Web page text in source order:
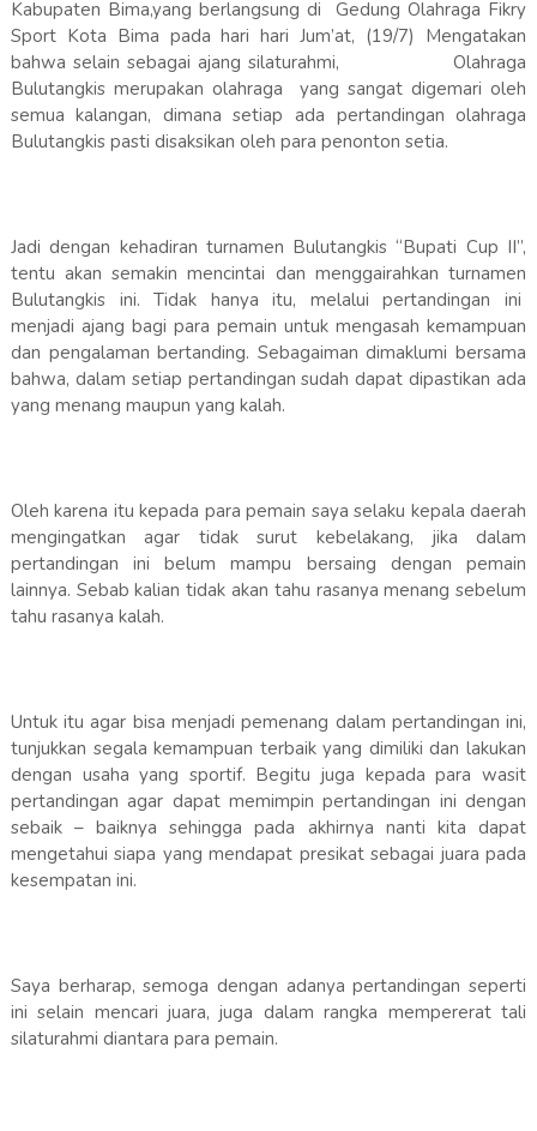
Kabupaten Bima,yang berlangsung di Gedung Olahraga Fikry
Sport Kota Bima pada hari hari Jum’at, (19/7) Mengatakan
bahwa selain sebagai ajang silaturahmi, Olahraga
Bulutangkis merupakan olahraga yang sangat digemari oleh
semua kalangan, dimana setiap ada pertandingan olahraga
Bulutangkis pasti disaksikan oleh para penonton setia.
Jadi dengan kehadiran turnamen Bulutangkis “Bupati Cup II”,
tentu akan semakin mencintai dan menggairahkan turnamen
Bulutangkis ini. Tidak hanya itu, melalui pertandingan ini
menjadi ajang bagi para pemain untuk mengasah kemampuan
dan pengalaman bertanding. Sebagaiman dimaklumi bersama
bahwa, dalam setiap pertandingan sudah dapat dipastikan ada
yang menang maupun yang kalah.
Oleh karena itu kepada para pemain saya selaku kepala daerah
mengingatkan agar tidak surut kebelakang, jika dalam
pertandingan ini belum mampu bersaing dengan pemain
lainnya. Sebab kalian tidak akan tahu rasanya menang sebelum
tahu rasanya kalah.
Untuk itu agar bisa menjadi pemenang dalam pertandingan ini,
tunjukkan segala kemampuan terbaik yang dimiliki dan lakukan
dengan usaha yang sportif. Begitu juga kepada para wasit
pertandingan agar dapat memimpin pertandingan ini dengan
sebaik – baiknya sehingga pada akhirnya nanti kita dapat
mengetahui siapa yang mendapat presikat sebagai juara pada
kesempatan ini.
Saya berharap, semoga dengan adanya pertandingan seperti
ini selain mencari juara, juga dalam rangka mempererat tali
silaturahmi diantara para pemain.